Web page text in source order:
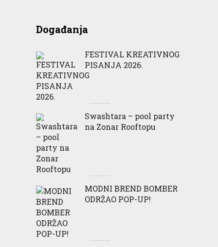
Događanja
FESTIVAL KREATIVNOG
PISANJA 2026.
Swashtara – pool party
na Zonar Rooftopu
MODNI BREND BOMBER
ODRŽAO POP-UP!